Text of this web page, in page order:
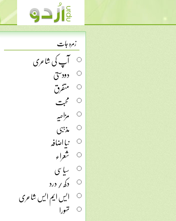
زمرہ جات
آپ کی شاعری
دودستی
متفرق
محبت
مزاحیہ
مذہبی
نیا اضافہ
شعراء
سیاسی
دکھ / درد
ایس ایم ایس شاعری
تہورا